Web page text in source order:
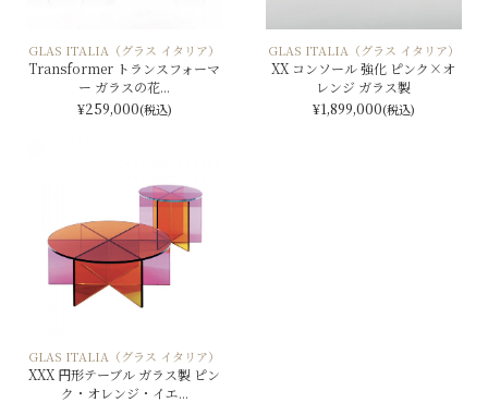
GLAS ITALIA（グラス イタリア）
Transformer トランスフォーマ
ー ガラスの花...
¥259,000(税込)
GLAS ITALIA（グラス イタリア）
XX コンソール 強化 ピンク×オ
レンジ ガラス製
¥1,899,000(税込)
GLAS ITALIA（グラス イタリア）
XXX 円形テーブル ガラス製 ピン
ク・オレンジ・イエ...